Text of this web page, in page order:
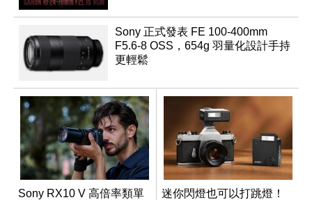
Sony 正式發表 FE 100-400mm
F5.6-8 OSS，654g 羽量化設計手持
更輕鬆
Sony RX10 V 高倍率類單
迷你閃燈也可以打跳燈！